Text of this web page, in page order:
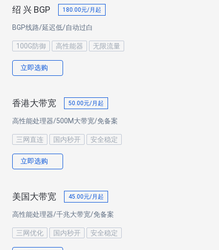
绍 兴 BGP 180.00元/月起
BGP线路/延迟低/自动过白
100G防御 高性能器 无限流量
立即选购
香港大带宽 50.00元/月起
高性能处理器/500M大带宽/免备案
三网直连 国内秒开 安全稳定
立即选购
美国大带宽 45.00元/月起
高性能处理器/千兆大带宽/免备案
三网优化 国内秒开 安全稳定